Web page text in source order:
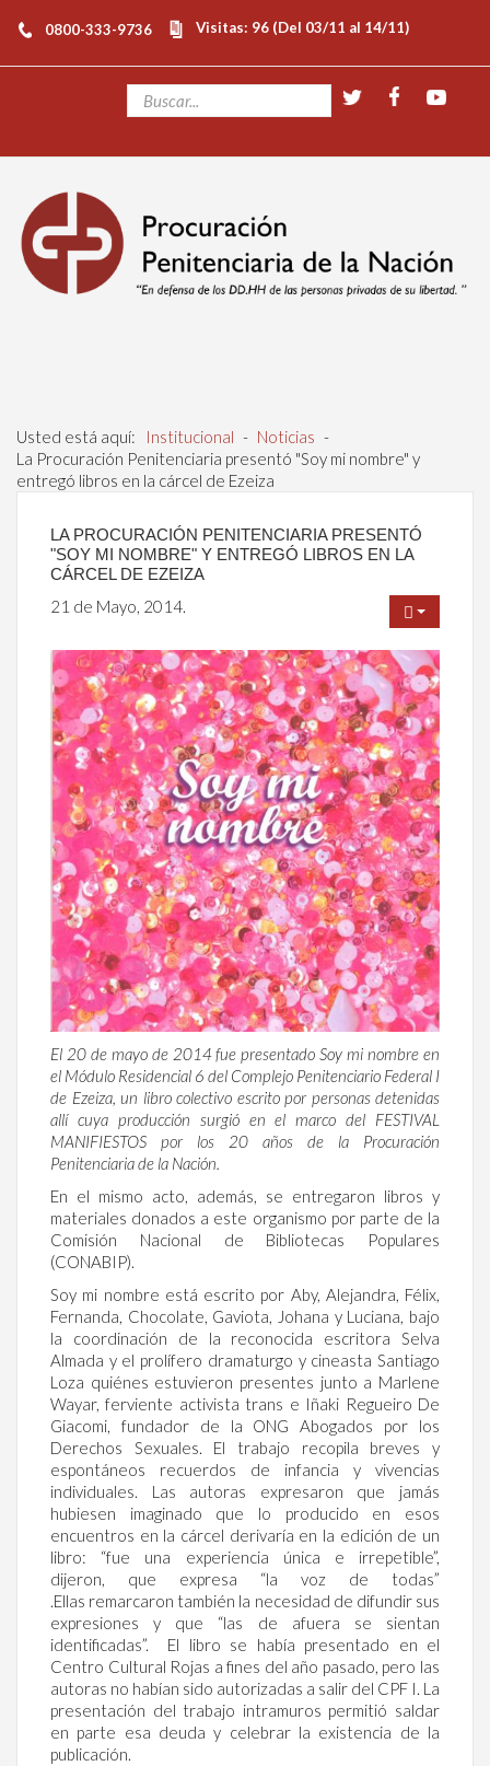
0800-333-9736 Visitas: 96 (Del 03/11 al 14/11)
Usted está aquí: Institucional - Noticias -
La Procuración Penitenciaria presentó "Soy mi nombre" y
entregó libros en la cárcel de Ezeiza
LA PROCURACIÓN PENITENCIARIA PRESENTÓ
"SOY MI NOMBRE" Y ENTREGÓ LIBROS EN LA
CÁRCEL DE EZEIZA
21 de Mayo, 2014.
El 20 de mayo de 2014 fue presentado Soy mi nombre en
el Módulo Residencial 6 del Complejo Penitenciario Federal I
de Ezeiza, un libro colectivo escrito por personas detenidas
allí cuya producción surgió en el marco del FESTIVAL
MANIFIESTOS por los 20 años de la Procuración
Penitenciaria de la Nación.
En el mismo acto, además, se entregaron libros y
materiales donados a este organismo por parte de la
Comisión Nacional de Bibliotecas Populares
(CONABIP).
Soy mi nombre está escrito por Aby, Alejandra, Félix,
Fernanda, Chocolate, Gaviota, Johana y Luciana, bajo
la coordinación de la reconocida escritora Selva
Almada y el prolífero dramaturgo y cineasta Santiago
Loza quiénes estuvieron presentes junto a Marlene
Wayar, ferviente activista trans e Iñaki Regueiro De
Giacomi, fundador de la ONG Abogados por los
Derechos Sexuales. El trabajo recopila breves y
espontáneos recuerdos de infancia y vivencias
individuales. Las autoras expresaron que jamás
hubiesen imaginado que lo producido en esos
encuentros en la cárcel derivaría en la edición de un
libro: “fue una experiencia única e irrepetible”,
dijeron, que expresa “la voz de todas”
.Ellas remarcaron también la necesidad de difundir sus
expresiones y que “las de afuera se sientan
identificadas”. El libro se había presentado en el
Centro Cultural Rojas a fines del año pasado, pero las
autoras no habían sido autorizadas a salir del CPF I. La
presentación del trabajo intramuros permitió saldar
en parte esa deuda y celebrar la existencia de la
publicación.